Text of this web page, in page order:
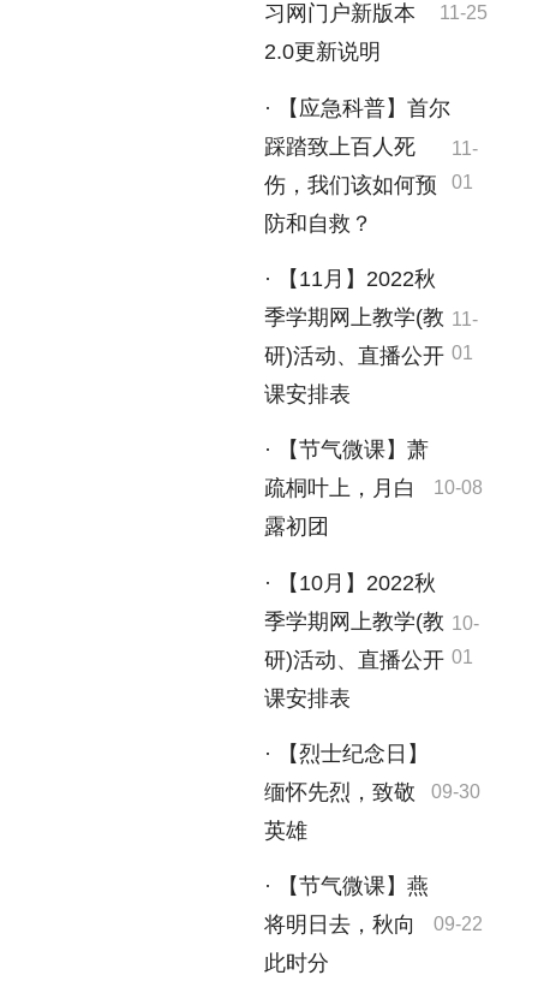
习网门户新版本
2.0更新说明
11-25
· 【应急科普】首尔
踩踏致上百人死
伤，我们该如何预
防和自救？
11-
01
· 【11月】2022秋
季学期网上教学(教
研)活动、直播公开
课安排表
11-
01
· 【节气微课】萧
疏桐叶上，月白
露初团
10-08
· 【10月】2022秋
季学期网上教学(教
研)活动、直播公开
课安排表
10-
01
· 【烈士纪念日】
缅怀先烈，致敬
英雄
09-30
· 【节气微课】燕
将明日去，秋向
此时分
09-22